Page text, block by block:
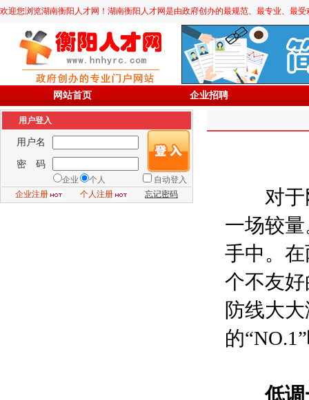
欢迎您浏览湖南衡阳人才网！湖南衡阳人才网是由政府创办的最规范、最专业、最
网站首页 企业招聘
用户登入
用户名
密 码
企业 个人
自动登入
企业注册
个人注册 忘记密码
对于刚
一场较
手中。
个不友
防线大
的
低调